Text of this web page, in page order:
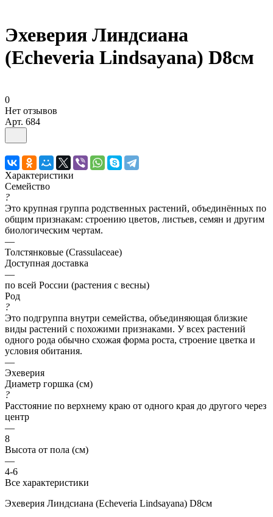
Эхеверия Линдсиана
(Echeveria Lindsayana) D8см
0
Нет отзывов
Арт. 684
Характеристики
Семейство
?
Это крупная группа родственных растений, объединённых по
общим признакам: строению цветов, листьев, семян и другим
биологическим чертам.
—
Толстянковые (Crassulaceae)
Доступная доставка
—
по всей России (растения с весны)
Род
?
Это подгруппа внутри семейства, объединяющая близкие
виды растений с похожими признаками. У всех растений
одного рода обычно схожая форма роста, строение цветка и
условия обитания.
—
Эхеверия
Диаметр горшка (см)
?
Расстояние по верхнему краю от одного края до другого через
центр
—
8
Высота от пола (см)
—
4-6
Все характеристики
Эхеверия Линдсиана (Echeveria Lindsayana) D8см